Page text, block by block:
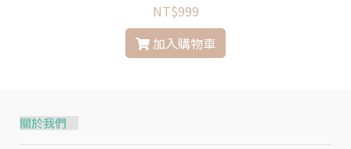
NT$999
加入購物車
關於我們